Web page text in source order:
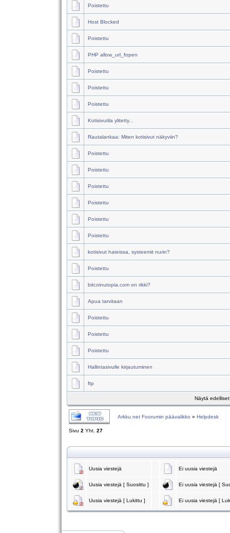
Poistettu
Host Blocked
Poistettu
PHP allow_url_fopen
Poistettu
Poistettu
Poistettu
Kotisivutila ylitetty...
Rautalankaa: Miten kotisivut näkyviin?
Poistettu
Poistettu
Poistettu
Poistettu
Poistettu
Poistettu
kotisivut hateissa, systeemit nurin?
Poistettu
bitcoinutopia.com on rikki?
Apua tarvitaan
Poistettu
Poistettu
Poistettu
Hallintasivulle kirjautuminen
ftp
Näytä
Arkku.net Foorumin päävalikko » Helpdesk
Sivu 2 Yht. 27
Uusia viestejä Ei uusia viestejä
Uusia viestejä [ Suosittu ] Ei uusia viestejä [
Uusia viestejä [ Lukittu ] Ei uusia viestejä [